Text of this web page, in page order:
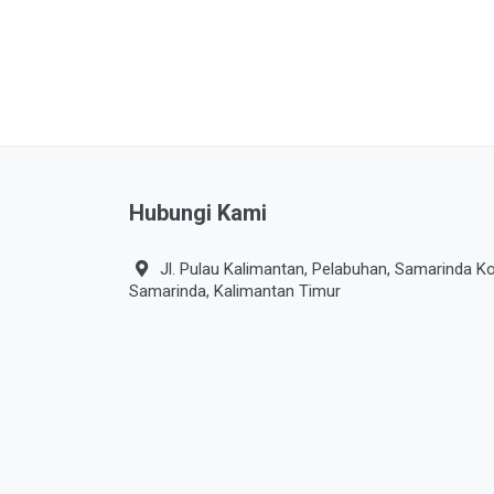
PRODUK DEWASA
PRODUK DIABETIC
PRODUK KESEHATAN
Hubungi Kami
Jl. Pulau Kalimantan, Pelabuhan, Samarinda
Samarinda, Kalimantan Timur